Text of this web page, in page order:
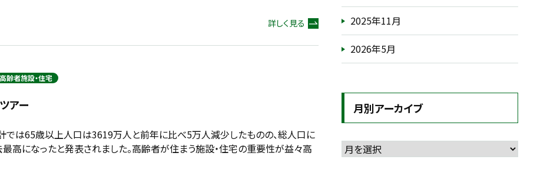
詳しく見る
高齢者施設・住宅
アー
では65歳以上人口は3619万人と前年に比べ5万人減少したものの、総人口に
高になったと発表されました。高齢者が住まう施設・住宅の重要性が益々高
2025年11月
2026年5月
月別アーカイブ